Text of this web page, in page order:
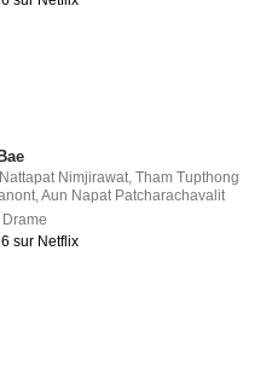
Nimjirawat,Tham Tupthong
,Aun Napat Patcharachavalit
Drame
sur Netflix